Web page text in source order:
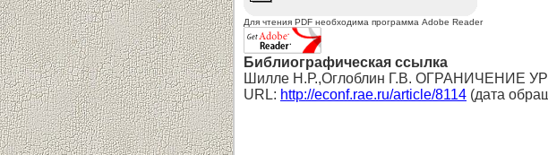
Для чтения PDF необходима программа Adobe Reader
Библиографическая ссылка
Шилле Н.Р.,Оглоблин Г.В. ОГРАНИЧЕНИЕ
URL: http://econf.rae.ru/article/8114 (дата